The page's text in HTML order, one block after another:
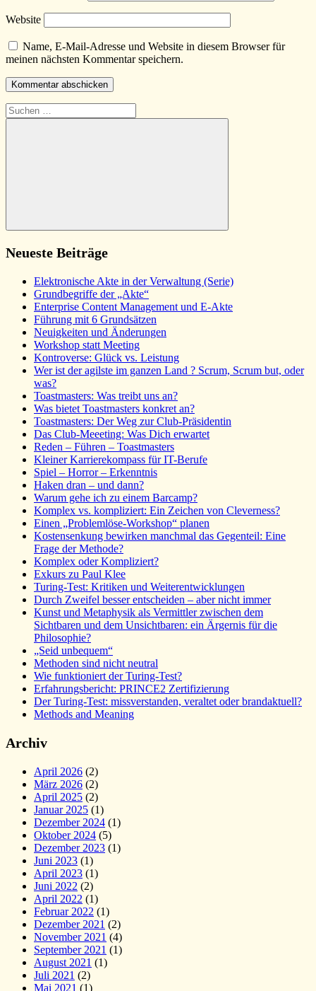
Website
Name, E-Mail-Adresse und Website in diesem Browser für
meinen nächsten Kommentar speichern.
Suchen
nach:
Suchen
Neueste Beiträge
Elektronische Akte in der Verwaltung (Serie)
Grundbegriffe der „Akte“
Enterprise Content Management und E-Akte
Führung mit 6 Grundsätzen
Neuigkeiten und Änderungen
Workshop statt Meeting
Kontroverse: Glück vs. Leistung
Wer ist der agilste im ganzen Land ? Scrum, Scrum but, oder
was?
Toastmasters: Was treibt uns an?
Was bietet Toastmasters konkret an?
Toastmasters: Der Weg zur Club-Präsidentin
Das Club-Meeeting: Was Dich erwartet
Reden – Führen – Toastmasters
Kleiner Karrierekompass für IT-Berufe
Spiel – Horror – Erkenntnis
Haken dran – und dann?
Warum gehe ich zu einem Barcamp?
Komplex vs. kompliziert: Ein Zeichen von Cleverness?
Einen „Problemlöse-Workshop“ planen
Kostensenkung bewirken manchmal das Gegenteil: Eine
Frage der Methode?
Komplex oder Kompliziert?
Exkurs zu Paul Klee
Turing-Test: Kritiken und Weiterentwicklungen
Durch Zweifel besser entscheiden – aber nicht immer
Kunst und Metaphysik als Vermittler zwischen dem
Sichtbaren und dem Unsichtbaren: ein Ärgernis für die
Philosophie?
„Seid unbequem“
Methoden sind nicht neutral
Wie funktioniert der Turing-Test?
Erfahrungsbericht: PRINCE2 Zertifizierung
Der Turing-Test: missverstanden, veraltet oder brandaktuell?
Methods and Meaning
Archiv
April 2026 (2)
März 2026 (2)
April 2025 (2)
Januar 2025 (1)
Dezember 2024 (1)
Oktober 2024 (5)
Dezember 2023 (1)
Juni 2023 (1)
April 2023 (1)
Juni 2022 (2)
April 2022 (1)
Februar 2022 (1)
Dezember 2021 (2)
November 2021 (4)
September 2021 (1)
August 2021 (1)
Juli 2021 (2)
Mai 2021 (1)